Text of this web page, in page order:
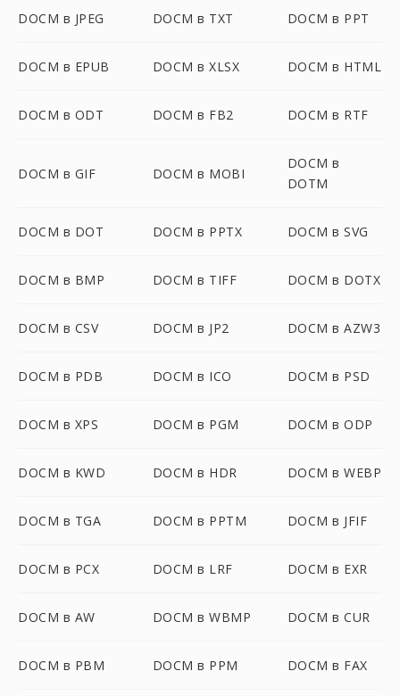
DOCM в JPEG DOCM в TXT DOCM в PPT
DOCM в EPUB DOCM в XLSX DOCM в HTML
DOCM в ODT DOCM в FB2 DOCM в RTF
DOCM в GIF DOCM в MOBI
DOCM в
DOTM
DOCM в DOT DOCM в PPTX DOCM в SVG
DOCM в BMP DOCM в TIFF DOCM в DOTX
DOCM в CSV DOCM в JP2 DOCM в AZW3
DOCM в PDB DOCM в ICO DOCM в PSD
DOCM в XPS DOCM в PGM DOCM в ODP
DOCM в KWD DOCM в HDR DOCM в WEBP
DOCM в TGA DOCM в PPTM DOCM в JFIF
DOCM в PCX DOCM в LRF DOCM в EXR
DOCM в AW DOCM в WBMP DOCM в CUR
DOCM в PBM DOCM в PPM DOCM в FAX